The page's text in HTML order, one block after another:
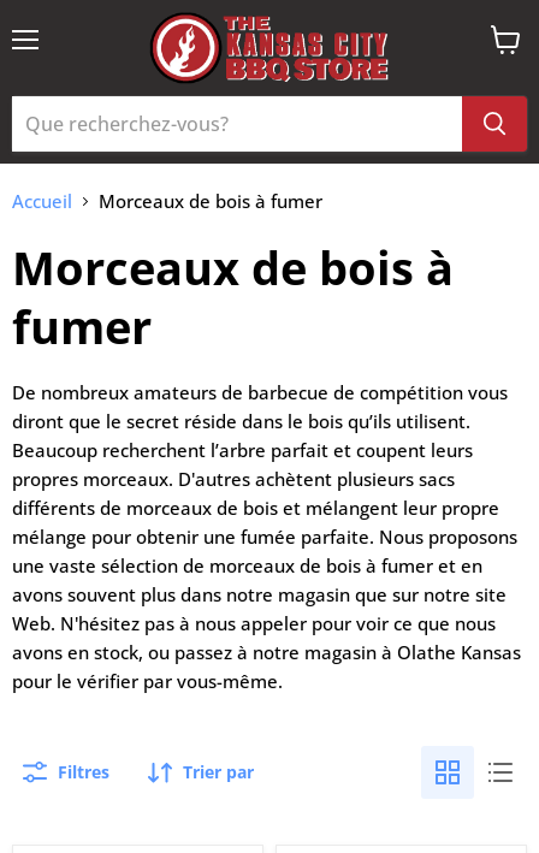
Voir
Accueil Morceaux de bois à fumer
Morceaux de bois à
fumer
De nombreux amateurs de barbecue de compétition vous
diront que le secret réside dans le bois qu’ils utilisent.
Beaucoup recherchent l’arbre parfait et coupent leurs
propres morceaux. D'autres achètent plusieurs sacs
différents de morceaux de bois et mélangent leur propre
mélange pour obtenir une fumée parfaite. Nous proposons
une vaste sélection de morceaux de bois à fumer et en
avons souvent plus dans notre magasin que sur notre site
Web. N'hésitez pas à nous appeler pour voir ce que nous
avons en stock, ou passez à notre magasin à Olathe Kansas
pour le vérifier par vous-même.
Filtres Trier par